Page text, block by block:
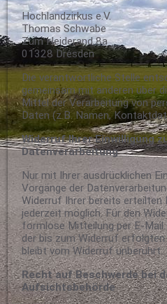
Hochlandzirkus e.V.
Thomas Schwabe
Zum Heiderand 8a
01328 Dresden
Die verantwortliche Stelle
gemeinsam mit anderen über
Mittel der Verarbeitung von
Daten (z.B. Namen,
Widerruf Ihrer Einwilligung
Datenverarbeitung
Nur mit Ihrer ausdrücklichen
Vorgänge der
Widerruf Ihrer bereits erteilten
jederzeit möglich. Für den
formlose Mitteilung per E-
der bis zum Widerruf
bleibt vom Widerruf unberührt.
Recht auf Beschwerde bei
Aufsichtsbehörde